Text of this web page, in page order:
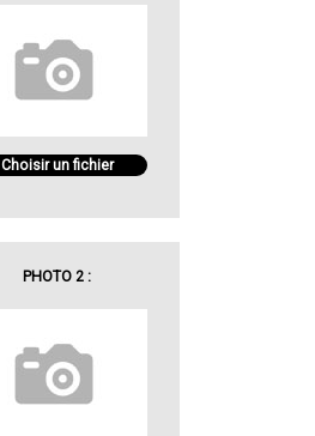
Choisir un fichier
PHOTO 2 :